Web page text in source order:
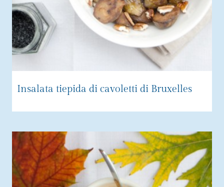
Insalata tiepida di cavoletti di Bruxelles